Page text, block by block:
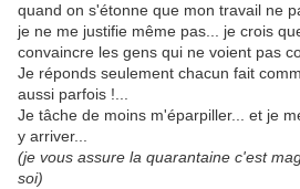
quand on s'étonne que mon travail ne
je ne me justifie même pas... je crois
convaincre les gens qui ne voient pas
Je réponds seulement chacun fait
aussi parfois !...
Je tâche de moins m'éparpiller... et je
y arriver...
(je vous assure la quarantaine c'est
soi)